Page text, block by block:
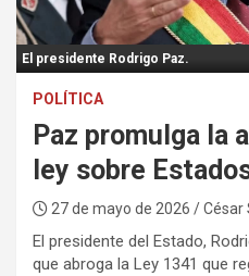
El presidente Rodrigo Paz.
POLÍTICA
Paz promulga la
ley sobre
27 de mayo de 2026 / César
El presidente del Estado,
que abroga la Ley 1341 que